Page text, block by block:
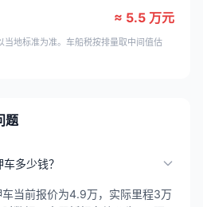
≈ 5.5 万元
地标准为准。车船税按排量取中间值估
题
多少钱？
当前报价为4.9万，实际里程3万